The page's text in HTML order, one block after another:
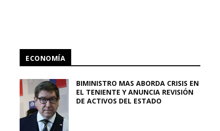
ECONOMÍA
BIMINISTRO MAS ABORDA CRISIS EN
EL TENIENTE Y ANUNCIA REVISIÓN
DE ACTIVOS DEL ESTADO